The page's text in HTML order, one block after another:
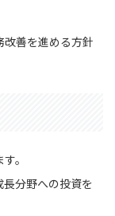
善を進める方針
。
分野への投資を